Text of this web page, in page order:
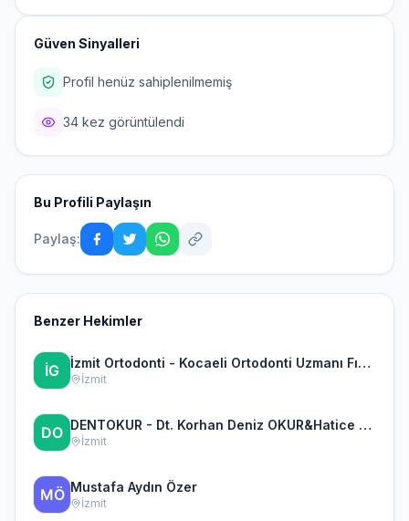
Güven Sinyalleri
Profil henüz sahiplenilmemiş
34 kez görüntülendi
Bu Profili Paylaşın
Paylaş:
Benzer Hekimler
İzmit Ortodonti - Kocaeli Ortodonti Uzmanı Fırat Gök
İzmit
DENTOKUR - Dt. Korhan Deniz OKUR&Hatice TAŞTAN OKUR
İzmit
Mustafa Aydın Özer
İzmit